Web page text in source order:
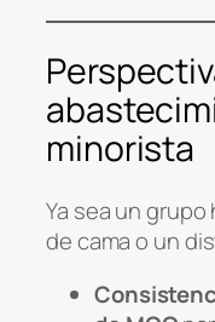
minorista
Ya sea un
de cama o un